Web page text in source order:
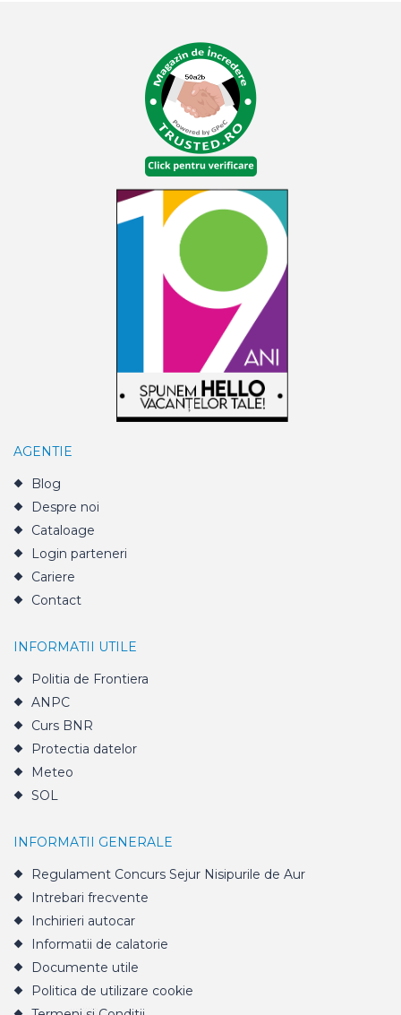
AGENTIE
Blog
Despre noi
Cataloage
Login parteneri
Cariere
Contact
INFORMATII UTILE
Politia de Frontiera
ANPC
Curs BNR
Protectia datelor
Meteo
SOL
INFORMATII GENERALE
Regulament Concurs Sejur Nisipurile de Aur
Intrebari frecvente
Inchirieri autocar
Informatii de calatorie
Documente utile
Politica de utilizare cookie